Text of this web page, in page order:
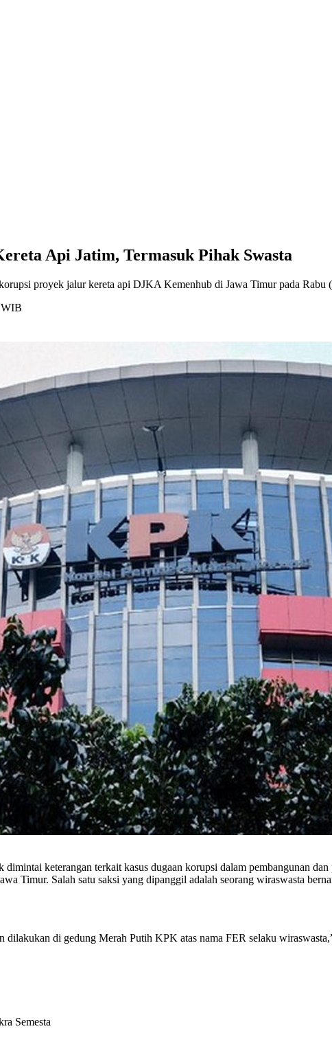
Api Jatim, Termasuk Pihak Swasta
proyek jalur kereta api DJKA Kemenhub di Jawa Timur pada Rabu
WIB
keterangan terkait kasus dugaan korupsi dalam pembangunan
Timur. Salah satu saksi yang dipanggil adalah seorang wiraswasta
di gedung Merah Putih KPK atas nama FER selaku
Semesta